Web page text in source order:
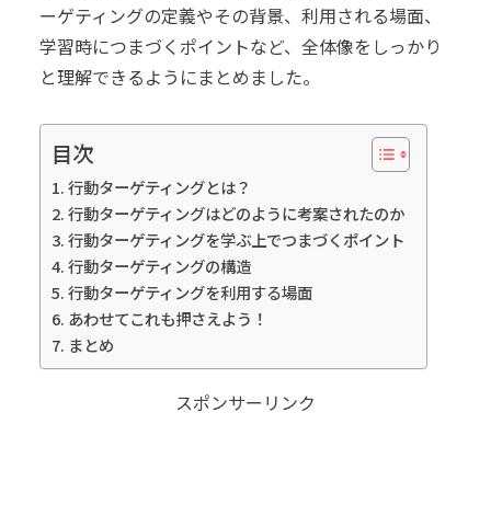
ーゲティングの定義やその背景、利用される場面、
学習時につまづくポイントなど、全体像をしっかり
と理解できるようにまとめました。
目次
行動ターゲティングとは？
行動ターゲティングはどのように考案されたのか
行動ターゲティングを学ぶ上でつまづくポイント
行動ターゲティングの構造
行動ターゲティングを利用する場面
あわせてこれも押さえよう！
まとめ
スポンサーリンク